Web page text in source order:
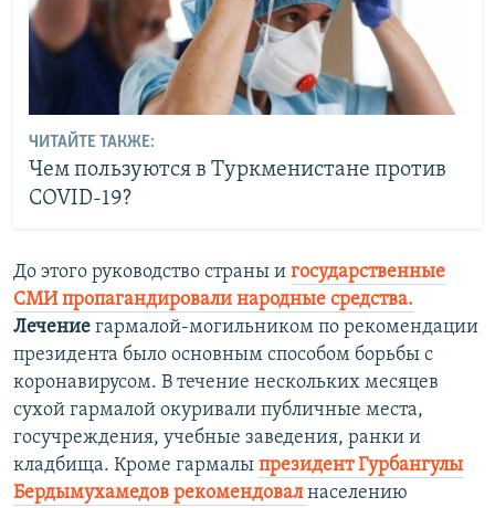
ЧИТАЙТЕ ТАКЖЕ:
Чем пользуются в Туркменистане против
COVID-19?
До этого руководство страны и государственные
СМИ пропагандировали народные средства.
Лечение гармалой-могильником по рекомендации
президента было основным способом борьбы с
коронавирусом. В течение нескольких месяцев
сухой гармалой окуривали публичные места,
госучреждения, учебные заведения, ранки и
кладбища. Кроме гармалы президент Гурбангулы
Бердымухамедов рекомендовал населению